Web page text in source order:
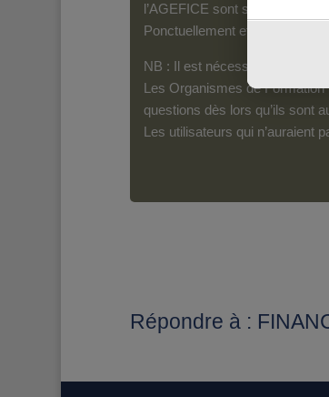
l’AGEFICE sont susceptibles
Ponctuellement et pour les
NB : Il est nécessaire d’être
Les Organismes de
questions dès lors qu’ils sont
Les utilisateurs qui n’auraient
Répondre à :